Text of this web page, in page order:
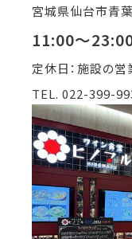
宮城県仙台市青
11:00～
定休日：施設の営
TEL. 022-399-